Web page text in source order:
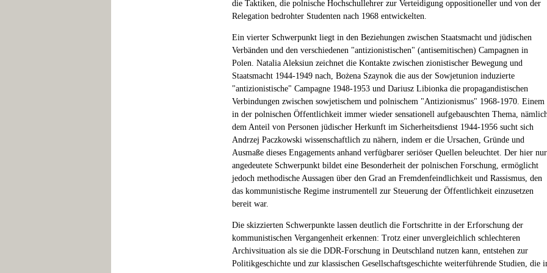
die Taktiken, die polnische Hochschullehrer zur Verteidigung oppositioneller und von der
Relegation bedrohter Studenten nach 1968 entwickelten.
Ein vierter Schwerpunkt liegt in den Beziehungen zwischen Staatsmacht und jüdischen
Verbänden und den verschiedenen "antizionistischen" (antisemitischen) Campagnen in
Polen. Natalia Aleksiun zeichnet die Kontakte zwischen zionistischer Bewegung und
Staatsmacht 1944-1949 nach, Bożena Szaynok die aus der Sowjetunion induzierte
"antizionistische" Campagne 1948-1953 und Dariusz Libionka die propagandistischen
Verbindungen zwischen sowjetischem und polnischem "Antizionismus" 1968-1970. Einem
in der polnischen Öffentlichkeit immer wieder sensationell aufgebauschten Thema,
dem Anteil von Personen jüdischer Herkunft im Sicherheitsdienst 1944-1956 sucht sich
Andrzej Paczkowski wissenschaftlich zu nähern, indem er die Ursachen, Gründe und
Ausmaße dieses Engagements anhand verfügbarer seriöser Quellen beleuchtet. Der hier nur
angedeutete Schwerpunkt bildet eine Besonderheit der polnischen Forschung, ermöglicht
jedoch methodische Aussagen über den Grad an Fremdenfeindlichkeit und Rassismus, den
das kommunistische Regime instrumentell zur Steuerung der Öffentlichkeit einzusetzen
bereit war.
Die skizzierten Schwerpunkte lassen deutlich die Fortschritte in der Erforschung der
kommunistischen Vergangenheit erkennen: Trotz einer unvergleichlich schlechteren
Archivsituation als sie die DDR-Forschung in Deutschland nutzen kann, entstehen zur
Politikgeschichte und zur klassischen Gesellschaftsgeschichte weiterführende Studien, die